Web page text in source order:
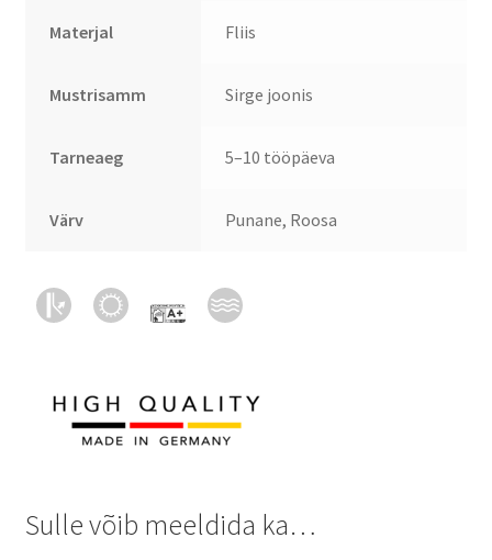
Materjal Fliis
Mustrisamm Sirge joonis
Tarneaeg 5–10 tööpäeva
Värv Punane, Roosa
Sulle võib meeldida ka…